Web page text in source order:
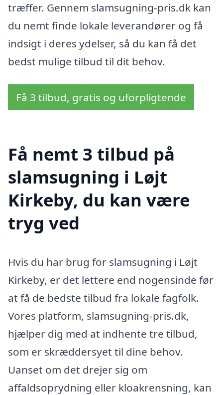
træffer. Gennem slamsugning-pris.dk kan
du nemt finde lokale leverandører og få
indsigt i deres ydelser, så du kan få det
bedst mulige tilbud til dit behov.
Få 3 tilbud, gratis og uforpligtende
Få nemt 3 tilbud på
slamsugning i Løjt
Kirkeby, du kan være
tryg ved
Hvis du har brug for slamsugning i Løjt
Kirkeby, er det lettere end nogensinde før
at få de bedste tilbud fra lokale fagfolk.
Vores platform, slamsugning-pris.dk,
hjælper dig med at indhente tre tilbud,
som er skræddersyet til dine behov.
Uanset om det drejer sig om
affaldsoprydning eller kloakrensning, kan